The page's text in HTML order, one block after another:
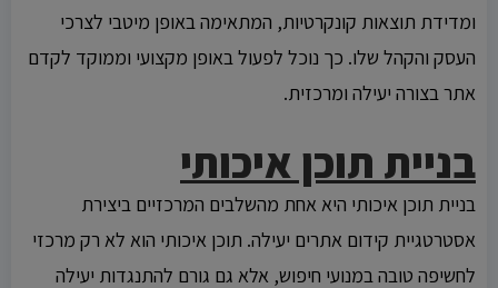
ומדידת תוצאות קונקרטיות, המתאימה באופן מיטבי לצרכי
העסק והקהל שלו. כך נוכל לפעול באופן מקצועי וממוקד לקדם
אתר בצורה יעילה ומרכזית.
בניית תוכן איכותי
בניית תוכן איכותי היא אחת מהשלבים המרכזיים ביצירת
אסטרטגיית קידום אתרים יעילה. תוכן איכותי הוא לא רק מרכזי
לחשיפה טובה במנועי חיפוש, אלא גם גורם להתנגדות יעילה